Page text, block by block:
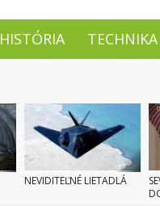
HISTÓRIA TECHNIKA
NEVIDITEĽNÉ LIETADLÁ